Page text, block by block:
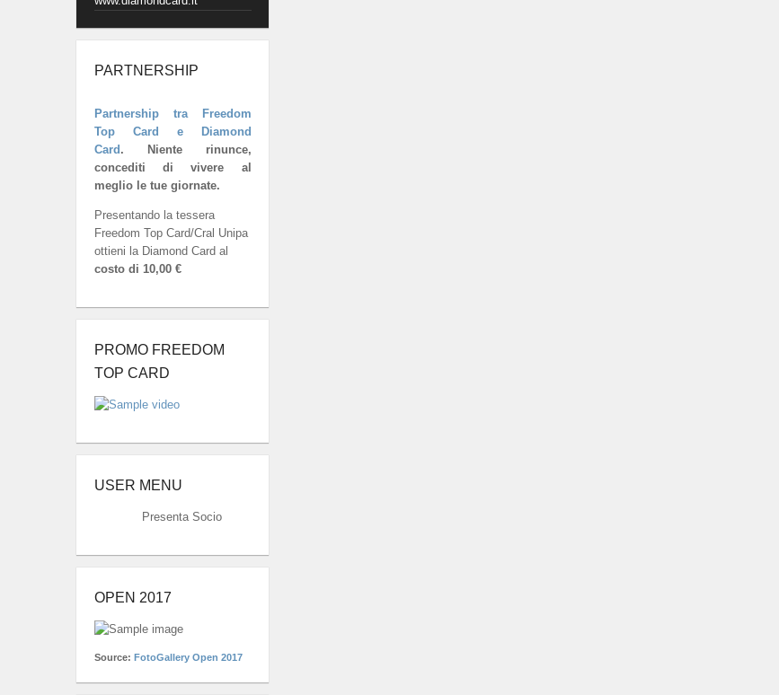
PARTNERSHIP
Partnership tra Freedom
Top Card e Diamond
Card. Niente rinunce,
concediti di vivere al
meglio le tue giornate.
Presentando la tessera
Freedom Top Card/Cral Unipa
ottieni la Diamond Card al
costo di 10,00 €
PROMO FREEDOM
TOP CARD
USER MENU
Presenta Socio
OPEN 2017
Source: FotoGallery Open 2017